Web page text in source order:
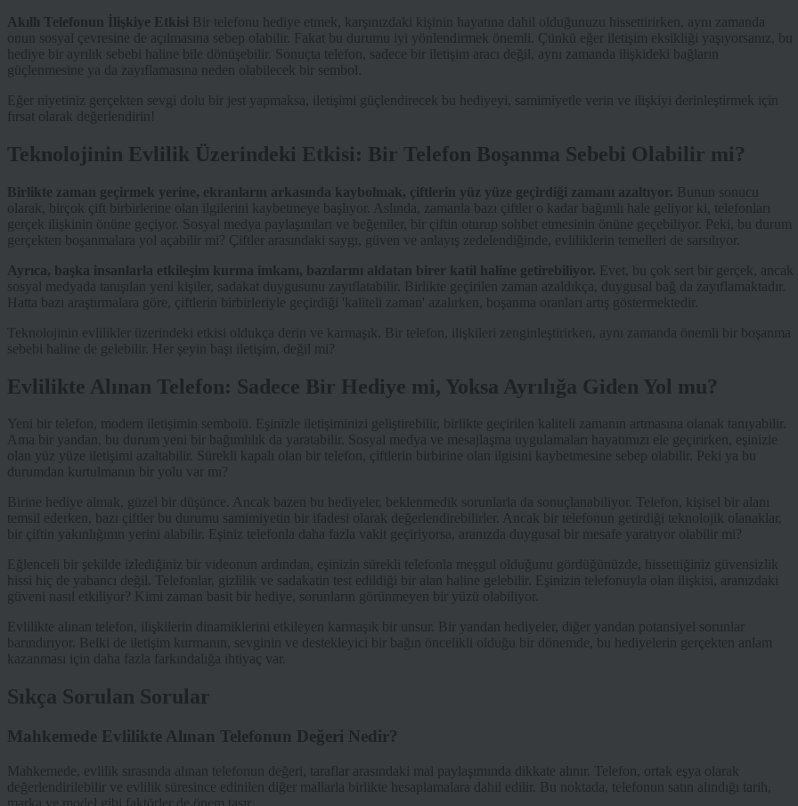
Akıllı Telefonun İlişkiye Etkisi Bir telefonu hediye etmek, karşınızdaki kişinin hayatına dahil olduğunuzu hissettirirken, aynı zamanda
onun sosyal çevresine de açılmasına sebep olabilir. Fakat bu durumu iyi yönlendirmek önemli. Çünkü eğer iletişim eksikliği yaşıyorsanız, bu
hediye bir ayrılık sebebi haline bile dönüşebilir. Sonuçta telefon, sadece bir iletişim aracı değil, aynı zamanda ilişkideki bağların
güçlenmesine ya da zayıflamasına neden olabilecek bir sembol.
Eğer niyetiniz gerçekten sevgi dolu bir jest yapmaksa, iletişimi güçlendirecek bu hediyeyi, samimiyetle verin ve ilişkiyi derinleştirmek için
fırsat olarak değerlendirin!
Teknolojinin Evlilik Üzerindeki Etkisi: Bir Telefon Boşanma Sebebi Olabilir mi?
Birlikte zaman geçirmek yerine, ekranların arkasında kaybolmak, çiftlerin yüz yüze geçirdiği zamanı azaltıyor. Bunun sonucu
olarak, birçok çift birbirlerine olan ilgilerini kaybetmeye başlıyor. Aslında, zamanla bazı çiftler o kadar bağımlı hale geliyor ki, telefonları
gerçek ilişkinin önüne geçiyor. Sosyal medya paylaşımları ve beğeniler, bir çiftin oturup sohbet etmesinin önüne geçebiliyor. Peki, bu durum
gerçekten boşanmalara yol açabilir mi? Çiftler arasındaki saygı, güven ve anlayış zedelendiğinde, evliliklerin temelleri de sarsılıyor.
Ayrıca, başka insanlarla etkileşim kurma imkanı, bazılarını aldatan birer katil haline getirebiliyor. Evet, bu çok sert bir gerçek, ancak
sosyal medyada tanışılan yeni kişiler, sadakat duygusunu zayıflatabilir. Birlikte geçirilen zaman azaldıkça, duygusal bağ da zayıflamaktadır.
Hatta bazı araştırmalara göre, çiftlerin birbirleriyle geçirdiği 'kaliteli zaman' azalırken, boşanma oranları artış göstermektedir.
Teknolojinin evlilikler üzerindeki etkisi oldukça derin ve karmaşık. Bir telefon, ilişkileri zenginleştirirken, aynı zamanda önemli bir boşanma
sebebi haline de gelebilir. Her şeyin başı iletişim, değil mi?
Evlilikte Alınan Telefon: Sadece Bir Hediye mi, Yoksa Ayrılığa Giden Yol mu?
Yeni bir telefon, modern iletişimin sembolü. Eşinizle iletişiminizi geliştirebilir, birlikte geçirilen kaliteli zamanın artmasına olanak tanıyabilir.
Ama bir yandan, bu durum yeni bir bağımlılık da yaratabilir. Sosyal medya ve mesajlaşma uygulamaları hayatımızı ele geçirirken, eşinizle
olan yüz yüze iletişimi azaltabilir. Sürekli kapalı olan bir telefon, çiftlerin birbirine olan ilgisini kaybetmesine sebep olabilir. Peki ya bu
durumdan kurtulmanın bir yolu var mı?
Birine hediye almak, güzel bir düşünce. Ancak bazen bu hediyeler, beklenmedik sorunlarla da sonuçlanabiliyor. Telefon, kişisel bir alanı
temsil ederken, bazı çiftler bu durumu samimiyetin bir ifadesi olarak değerlendirebilirler. Ancak bir telefonun getirdiği teknolojik olanaklar,
bir çiftin yakınlığının yerini alabilir. Eşiniz telefonla daha fazla vakit geçiriyorsa, aranızda duygusal bir mesafe yaratıyor olabilir mi?
Eğlenceli bir şekilde izlediğiniz bir videonun ardından, eşinizin sürekli telefonla meşgul olduğunu gördüğünüzde, hissettiğiniz güvensizlik
hissi hiç de yabancı değil. Telefonlar, gizlilik ve sadakatin test edildiği bir alan haline gelebilir. Eşinizin telefonuyla olan ilişkisi, aranızdaki
güveni nasıl etkiliyor? Kimi zaman basit bir hediye, sorunların görünmeyen bir yüzü olabiliyor.
Evlilikte alınan telefon, ilişkilerin dinamiklerini etkileyen karmaşık bir unsur. Bir yandan hediyeler, diğer yandan potansiyel sorunlar
barındırıyor. Belki de iletişim kurmanın, sevginin ve destekleyici bir bağın öncelikli olduğu bir dönemde, bu hediyelerin gerçekten anlam
kazanması için daha fazla farkındalığa ihtiyaç var.
Sıkça Sorulan Sorular
Mahkemede Evlilikte Alınan Telefonun Değeri Nedir?
Mahkemede, evlilik sırasında alınan telefonun değeri, taraflar arasındaki mal paylaşımında dikkate alınır. Telefon, ortak eşya olarak
değerlendirilebilir ve evlilik süresince edinilen diğer mallarla birlikte hesaplamalara dahil edilir. Bu noktada, telefonun satın alındığı tarih,
marka ve model gibi faktörler de önem taşır.